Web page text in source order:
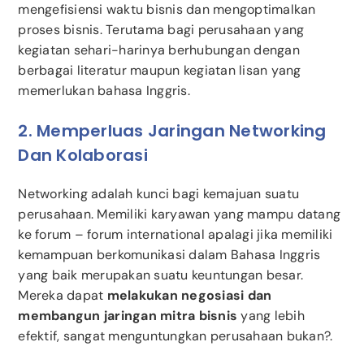
mengefisiensi waktu bisnis dan mengoptimalkan
proses bisnis. Terutama bagi perusahaan yang
kegiatan sehari-harinya berhubungan dengan
berbagai literatur maupun kegiatan lisan yang
memerlukan bahasa Inggris.
2. Memperluas Jaringan Networking
Dan Kolaborasi
Networking adalah kunci bagi kemajuan suatu
perusahaan. Memiliki karyawan yang mampu datang
ke forum – forum international apalagi jika memiliki
kemampuan berkomunikasi dalam Bahasa Inggris
yang baik merupakan suatu keuntungan besar.
Mereka dapat melakukan negosiasi dan
membangun jaringan mitra bisnis yang lebih
efektif, sangat menguntungkan perusahaan bukan?.